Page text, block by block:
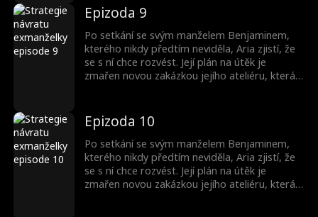
pracovat kvůli penězům. Během této doby se
Benjamin zamiluje do své designérky Arie,
zatímco ona k němu také začne něco cítit...
Epizoda 9
Po setkání se svým manželem Benjaminem,
kterého nikdy předtím neviděla, Aria zjistí, že
se s ní chce rozvést. Její plán na útěk je
zmařen novou zakázkou jejího ateliéru, která
pracovat kvůli penězům. Během této doby se
Benjamin zamiluje do své designérky Arie,
zatímco ona k němu také začne něco cítit...
Epizoda 10
Po setkání se svým manželem Benjaminem,
kterého nikdy předtím neviděla, Aria zjistí, že
se s ní chce rozvést. Její plán na útěk je
zmařen novou zakázkou jejího ateliéru, která